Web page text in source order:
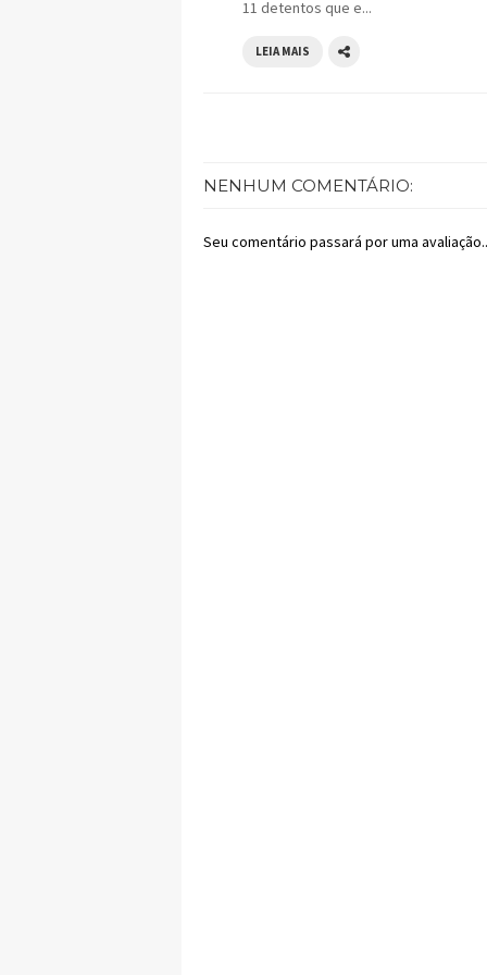
11 detentos que e...
LEIA MAIS
NENHUM COMENTÁRIO:
Seu comentário passará por uma